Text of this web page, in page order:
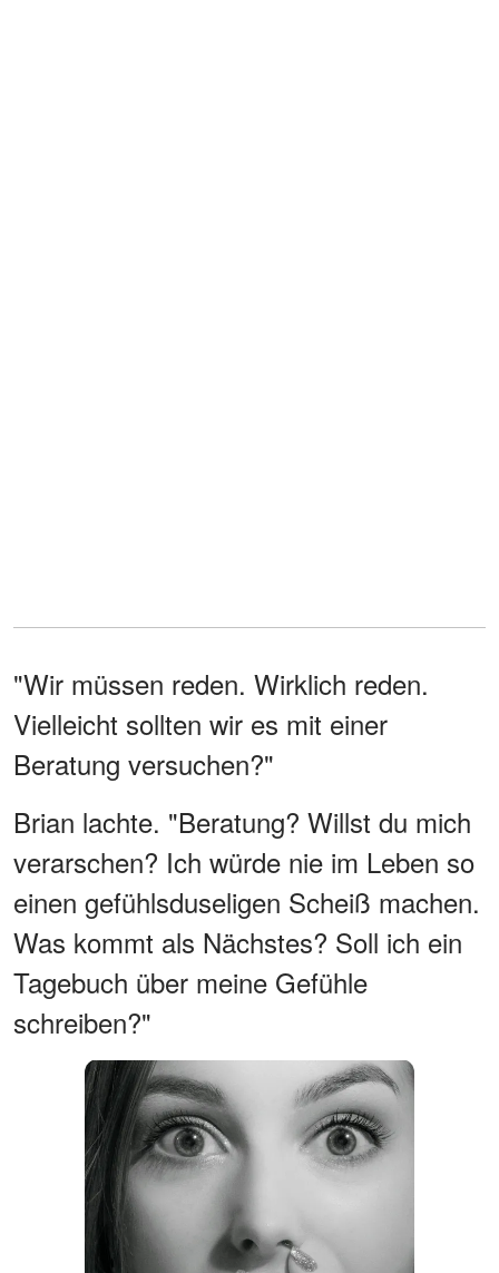
"Wir müssen reden. Wirklich reden.
Vielleicht sollten wir es mit einer
Beratung versuchen?"
Brian lachte. "Beratung? Willst du mich
verarschen? Ich würde nie im Leben so
einen gefühlsduseligen Scheiß machen.
Was kommt als Nächstes? Soll ich ein
Tagebuch über meine Gefühle
schreiben?"